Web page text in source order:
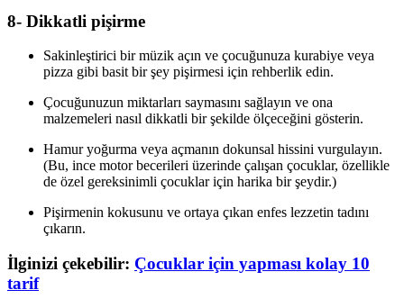
8- Dikkatli pişirme
Sakinleştirici bir müzik açın ve çocuğunuza kurabiye veya
pizza gibi basit bir şey pişirmesi için rehberlik edin.
Çocuğunuzun miktarları saymasını sağlayın ve ona
malzemeleri nasıl dikkatli bir şekilde ölçeceğini gösterin.
Hamur yoğurma veya açmanın dokunsal hissini vurgulayın.
(Bu, ince motor becerileri üzerinde çalışan çocuklar, özellikle
de özel gereksinimli çocuklar için harika bir şeydir.)
Pişirmenin kokusunu ve ortaya çıkan enfes lezzetin tadını
çıkarın.
İlginizi çekebilir: Çocuklar için yapması kolay 10
tarif